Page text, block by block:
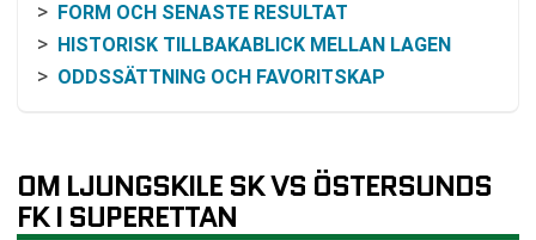
FORM OCH SENASTE RESULTAT
HISTORISK TILLBAKABLICK MELLAN LAGEN
ODDSSÄTTNING OCH FAVORITSKAP
TABELL
RELATERADE NYHETER
OM LJUNGSKILE SK VS ÖSTERSUNDS
FK I SUPERETTAN